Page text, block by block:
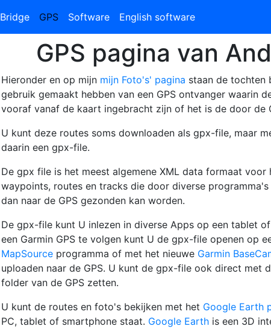
Bridge GPS(huidig)
Software English software
GPS pagina van
Hieronder en op mijn mijn Foto's' pagina staan de tochten
gebruik gemaakt hebben van een GPS ontvanger waarin
vooraf vanaf de kaart ingebracht zijn of het is de door de
U kunt deze routes soms downloaden als gpx-file, maar
daarin een gpx-file.
De gpx file is het meest algemene XML data formaat voor
waypoints, routes en tracks die door diverse
dan naar de GPS gezonden kan worden.
De gpx-file kunt U inlezen in diverse Apps op een tablet
een Garmin GPS te volgen kunt U de gpx-file openen op
MapSource programma of met het nieuwe Garmin
uploaden naar de GPS. U kunt de gpx-file ook direct met
folder van de GPS zetten.
U kunt de routes en foto's bekijken met het Google Earth
PC, tablet of smartphone staat. Google Earth is een 3D